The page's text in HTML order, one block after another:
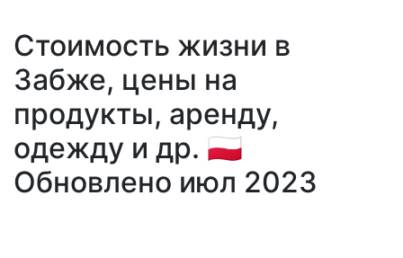
Стоимость жизни в
Забже, цены на
продукты, аренду,
одежду и др. 🇵🇱
Обновлено июл 2023